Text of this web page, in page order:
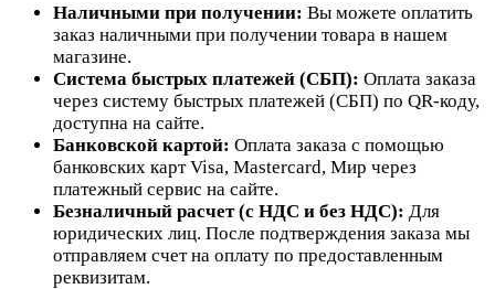
Наличными при получении: Вы можете оплатить
заказ наличными при получении товара в нашем
магазине.
Система быстрых платежей (СБП): Оплата заказа
через систему быстрых платежей (СБП) по QR-коду,
доступна на сайте.
Банковской картой: Оплата заказа с помощью
банковских карт Visa, Mastercard, Мир через
платежный сервис на сайте.
Безналичный расчет (с НДС и без НДС): Для
юридических лиц. После подтверждения заказа мы
отправляем счет на оплату по предоставленным
реквизитам.